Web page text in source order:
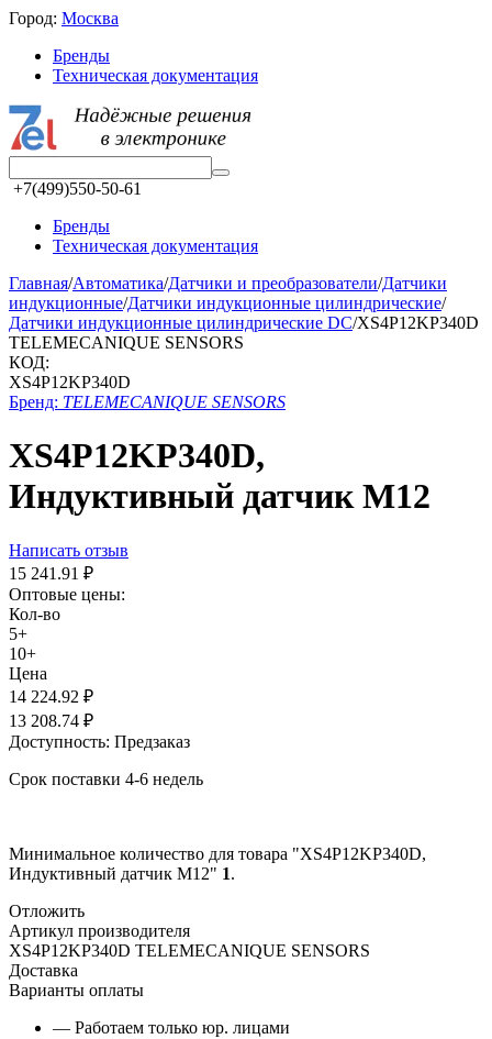
Город: Москва
Бренды
Техническая документация
+7(499)550-50-61
Бренды
Техническая документация
Главная/Автоматика/Датчики и преобразователи/Датчики
индукционные/Датчики индукционные цилиндрические/
Датчики индукционные цилиндрические DC/XS4P12KP340D
TELEMECANIQUE SENSORS
КОД:
XS4P12KP340D
Бренд: TELEMECANIQUE SENSORS
XS4P12KP340D,
Индуктивный датчик M12
Написать отзыв
15 241.91 ₽
Оптовые цены:
Кол-во
5+
10+
Цена
14 224.92 ₽
13 208.74 ₽
Доступность: Предзаказ
Срок поставки 4-6 недель
Минимальное количество для товара "XS4P12KP340D,
Индуктивный датчик M12" 1.
Отложить
Артикул производителя
XS4P12KP340D TELEMECANIQUE SENSORS
Доставка
Варианты оплаты
— Работаем только юр. лицами